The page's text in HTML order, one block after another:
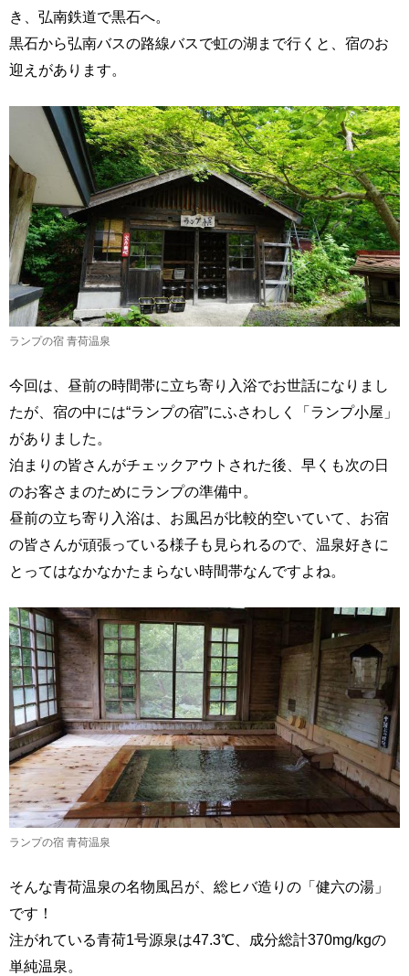
き、弘南鉄道で黒石へ。
黒石から弘南バスの路線バスで虹の湖まで行くと、宿のお
迎えがあります。
ランプの宿 青荷温泉
今回は、昼前の時間帯に立ち寄り入浴でお世話になりまし
たが、宿の中には“ランプの宿”にふさわしく「ランプ小屋」
がありました。
泊まりの皆さんがチェックアウトされた後、早くも次の日
のお客さまのためにランプの準備中。
昼前の立ち寄り入浴は、お風呂が比較的空いていて、お宿
の皆さんが頑張っている様子も見られるので、温泉好きに
とってはなかなかたまらない時間帯なんですよね。
ランプの宿 青荷温泉
そんな青荷温泉の名物風呂が、総ヒバ造りの「健六の湯」
です！
注がれている青荷1号源泉は47.3℃、成分総計370mg/kgの
単純温泉。